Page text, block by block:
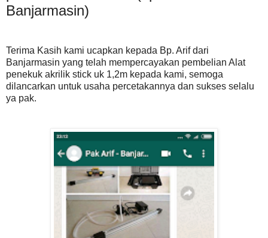
Banjarmasin)
Terima Kasih kami ucapkan kepada Bp. Arif dari
Banjarmasin yang telah mempercayakan pembelian Alat
penekuk akrilik stick uk 1,2m kepada kami, semoga
dilancarkan untuk usaha percetakannya dan sukses selalu
ya pak.